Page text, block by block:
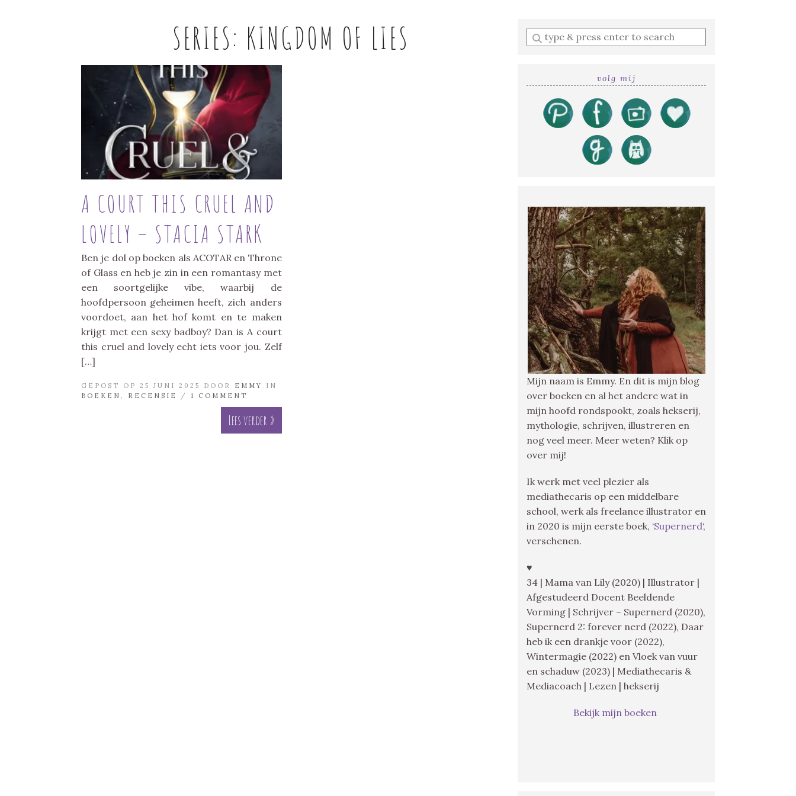
SERIES: KINGDOM OF LIES
A COURT THIS CRUEL AND
LOVELY – STACIA STARK
Ben je dol op boeken als ACOTAR en Throne
of Glass en heb je zin in een romantasy met
een soortgelijke vibe, waarbij de
hoofdpersoon geheimen heeft, zich anders
voordoet, aan het hof komt en te maken
krijgt met een sexy badboy? Dan is A court
this cruel and lovely echt iets voor jou. Zelf
[…]
GEPOST OP 25 JUNI 2025 DOOR EMMY
IN
BOEKEN , RECENSIE / 1 COMMENT
Lees verder »
Enter
a
volg mij
Mijn naam is Emmy. En dit is mijn blog
over boeken en al het andere wat in
mijn hoofd rondspookt, zoals hekserij,
mythologie, schrijven, illustreren en
nog veel meer. Meer weten? Klik op
over mij!
Ik werk met veel plezier als
mediathecaris op een middelbare
school, werk als freelance illustrator en
in 2020 is mijn eerste boek, ‘Supernerd‘,
verschenen.
♥
34 | Mama van Lily (2020) | Illustrator |
Afgestudeerd Docent Beeldende
Vorming | Schrijver – Supernerd (2020),
Supernerd 2: forever nerd (2022), Daar
heb ik een drankje voor (2022),
Wintermagie (2022) en Vloek van vuur
en schaduw (2023) | Mediathecaris &
Mediacoach | Lezen | hekserij
Bekijk mijn boeken